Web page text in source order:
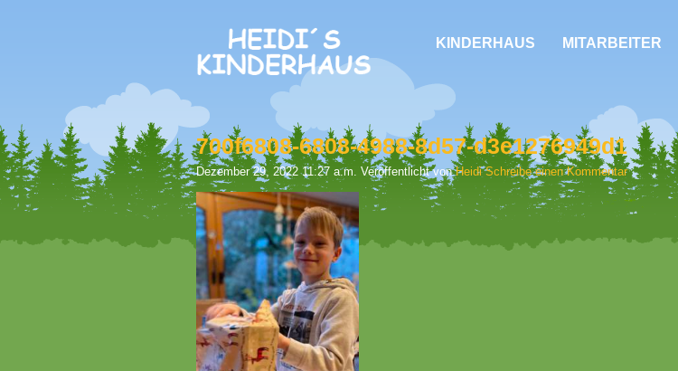
KINDERHAUS MITARBEITER
700f6808-6808-4988-8d57-d3e1276949d1
Dezember 29, 2022 11:27 a.m. Veröffentlicht vonHeidi Schreibe einen Kommentar